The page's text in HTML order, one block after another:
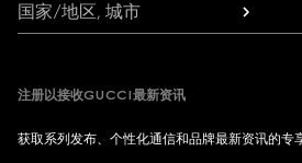
国家/地区, 城市
注册以接收GUCCI最新资讯
获取系列发布、个性化通信和品牌最新资讯的专